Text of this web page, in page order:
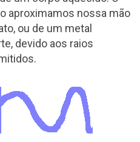
aproximamos nossa mão
ou de um metal
devido aos raios